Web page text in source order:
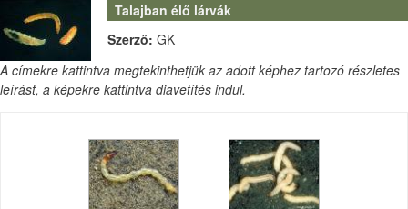
Talajban élő lárvák
Szerző: GK
A címekre kattintva megtekinthetjük az adott képhez tartozó részletes
leírást, a képekre kattintva diavetítés indul.